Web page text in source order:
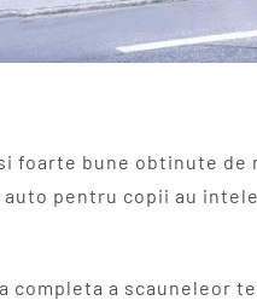
foarte bune obtinute de
pentru copii au
completa a scauneleor